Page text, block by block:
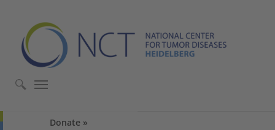
Donate